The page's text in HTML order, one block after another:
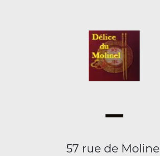
57 rue de Molinel